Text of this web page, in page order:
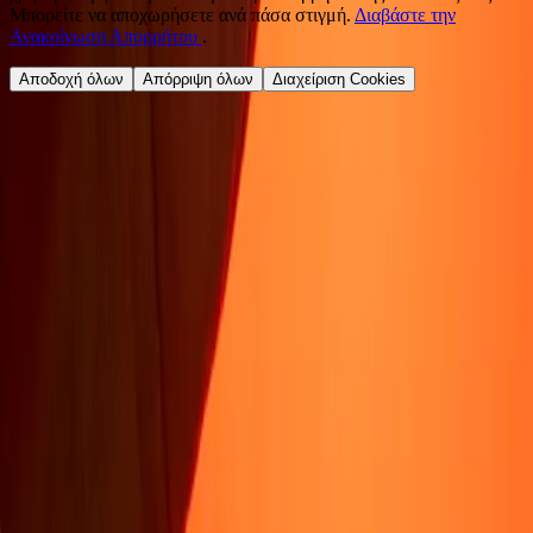
Μπορείτε να αποχωρήσετε ανά πάσα στιγμή. Διαβάστε την
Ανακοίνωση Απορρήτου .
Αποδοχή όλων Απόρριψη όλων Διαχείριση Cookies